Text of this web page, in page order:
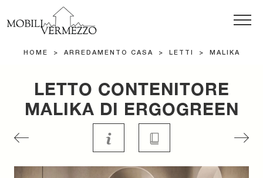
HOME > ARREDAMENTO CASA > LETTI > MALIKA
LETTO CONTENITORE
MALIKA DI ERGOGREEN